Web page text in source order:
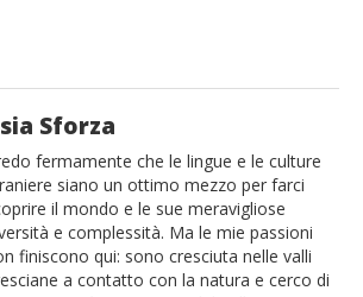
Sforza
fermamente che le lingue e le culture
siano un ottimo mezzo per farci
il mondo e le sue meravigliose
e complessità. Ma le mie passioni
finiscono qui: sono cresciuta nelle valli
a contatto con la natura e cerco di